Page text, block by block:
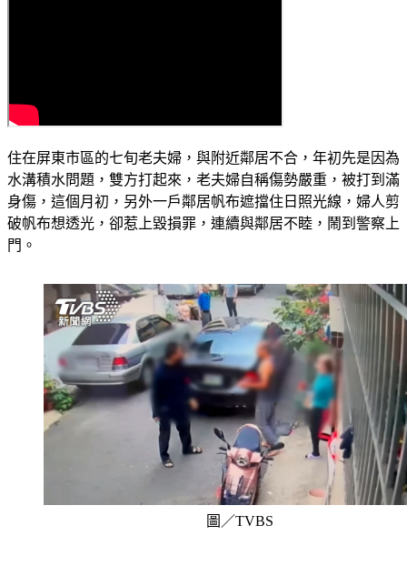
住在屏東市區的七旬老夫婦，與附近鄰居不合，年初先是因為
水溝積水問題，雙方打起來，老夫婦自稱傷勢嚴重，被打到滿
身傷，這個月初，另外一戶鄰居帆布遮擋住日照光線，婦人剪
破帆布想透光，卻惹上毀損罪，連續與鄰居不睦，鬧到警察上
門。
圖／TVBS